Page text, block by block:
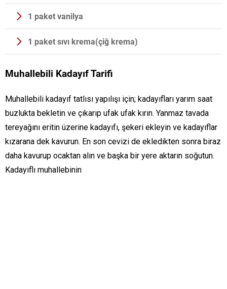
1 paket vanilya
1 paket sıvı krema(çiğ krema)
Muhallebili Kadayıf Tarifi
Muhallebili kadayıf tatlısı yapılışı için; kadayıfları yarım saat
buzlukta bekletin ve çıkarıp ufak ufak kırın. Yanmaz tavada
tereyağını eritin üzerine kadayıfı, şekeri ekleyin ve kadayıflar
kızarana dek kavurun. En son cevizi de ekledikten sonra biraz
daha kavurup ocaktan alın ve başka bir yere aktarın soğutun.
Kadayıflı muhallebinin